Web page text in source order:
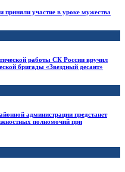
приняли участие в уроке мужества
работы СК России вручил
бригады «Звездный десант»
администрации предстанет
полномочий при